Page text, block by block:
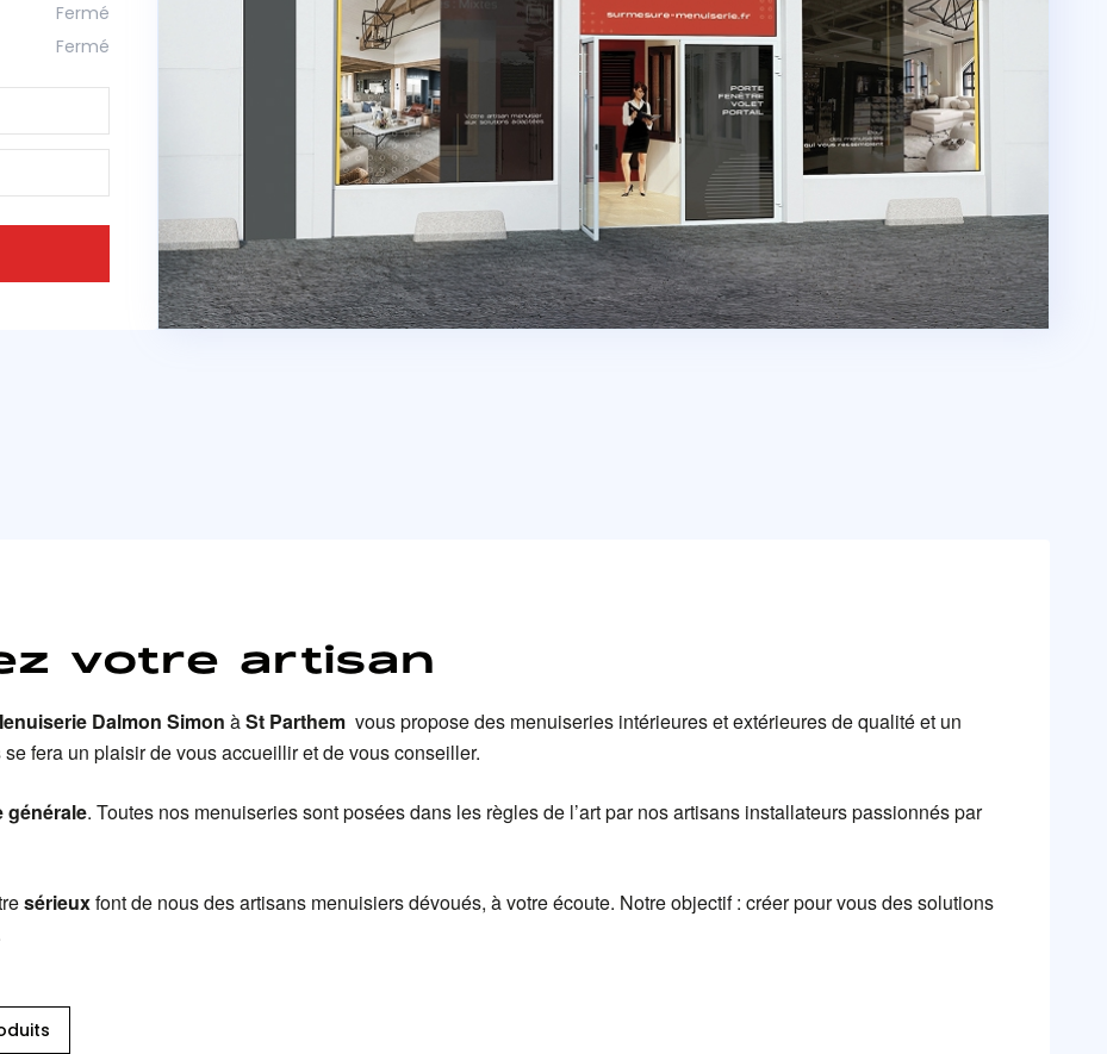
Fermé
Fermé
votre artisan
Dalmon Simon àSt Parthem vous propose des menuiseries intérieures et extérieures de qualité et un
se fera un plaisir de vous accueillir et de vous conseiller.
générale. Toutes nos menuiseries sont posées dans les règles de l’art par nos artisans installateurs passionnés par
sérieuxfont de nous des artisans menuisiers dévoués, à votre écoute. Notre objectif : créer pour vous des solutions